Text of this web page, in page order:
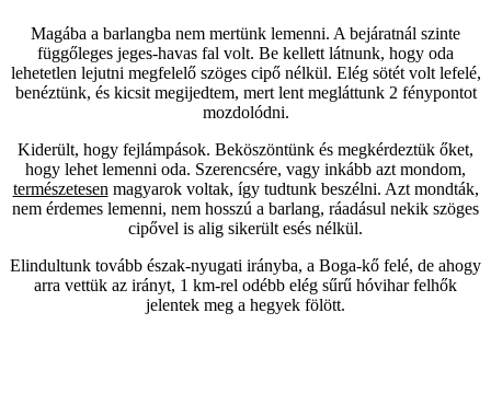
Magába a barlangba nem mertünk lemenni. A bejáratnál szinte
függőleges jeges-havas fal volt. Be kellett látnunk, hogy oda
lehetetlen lejutni megfelelő szöges cipő nélkül. Elég sötét volt lefelé,
benéztünk, és kicsit megijedtem, mert lent megláttunk 2 fénypontot
mozdolódni.
Kiderült, hogy fejlámpások. Beköszöntünk és megkérdeztük őket,
hogy lehet lemenni oda. Szerencsére, vagy inkább azt mondom,
természetesenmagyarok voltak, így tudtunk beszélni. Azt mondták,
nem érdemes lemenni, nem hosszú a barlang, ráadásul nekik szöges
cipővel is alig sikerült esés nélkül.
Elindultunk tovább észak-nyugati irányba, a Boga-kő felé, de ahogy
arra vettük az irányt, 1 km-rel odébb elég sűrű hóvihar felhők
jelentek meg a hegyek fölött.